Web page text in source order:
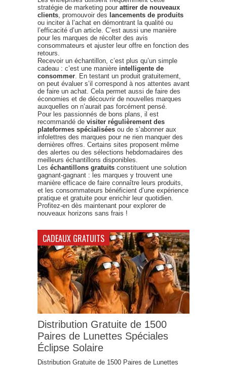
stratégie de marketing pour attirer de nouveaux
clients, promouvoir des lancements de produits
ou inciter à l’achat en démontrant la qualité ou
l’efficacité d’un article. C’est aussi une manière
pour les marques de récolter des avis
consommateurs et ajuster leur offre en fonction des
retours.
Recevoir un échantillon, c’est plus qu’un simple
cadeau : c’est une manière intelligente de
consommer. En testant un produit gratuitement,
on peut évaluer s’il correspond à nos attentes avant
de faire un achat. Cela permet aussi de faire des
économies et de découvrir de nouvelles marques
auxquelles on n’aurait pas forcément pensé.
Pour les passionnés de bons plans, il est
recommandé de visiter régulièrement des
plateformes spécialisées ou de s’abonner aux
infolettres des marques pour ne rien manquer des
dernières offres. Certains sites proposent même
des alertes ou des sélections hebdomadaires des
meilleurs échantillons disponibles.
Les échantillons gratuits constituent une solution
gagnant-gagnant : les marques y trouvent une
manière efficace de faire connaître leurs produits,
et les consommateurs bénéficient d’une expérience
pratique et gratuite pour enrichir leur quotidien.
Profitez-en dès maintenant pour explorer de
nouveaux horizons sans frais !
CADEAUX GRATUITS
Distribution Gratuite de 1500
Paires de Lunettes Spéciales
Éclipse Solaire
Distribution Gratuite de 1500 Paires de Lunettes